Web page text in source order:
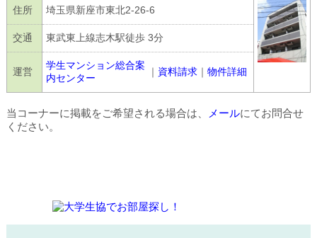
住所 埼玉県新座市東北2-26-6
交通 東武東上線志木駅徒歩 3分
運営
学生マンション総合案
内センター
｜ 資料請求｜ 物件詳細
当コーナーに掲載をご希望される場合は、 メールにてお問合せ
ください。